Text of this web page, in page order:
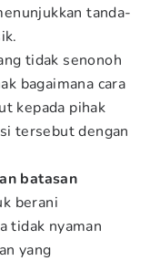
tanda-
tidak senonoh
bagaimana cara
kepada pihak
tersebut dengan
batasan
berani
tidak nyaman
yang